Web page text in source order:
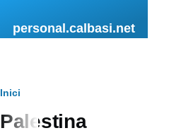
personal.calbasi.net
Fil
d'Ariadna
Inici
Palestina